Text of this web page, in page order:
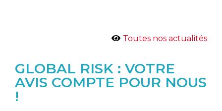
Toutes nos actualités
GLOBAL RISK : VOTRE
AVIS COMPTE POUR NOUS
!